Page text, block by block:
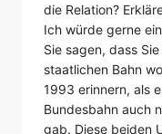
die Relation?
Ich würde gerne
Sie sagen, dass
staatlichen Bahn
1993 erinnern, als
Bundesbahn auch
gab. Diese beiden